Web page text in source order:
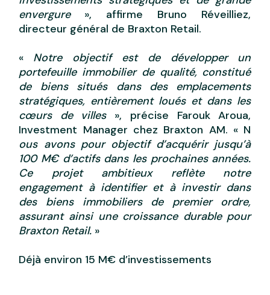
envergure », affirme Bruno Réveilliez,
directeur général de Braxton Retail.
« Notre objectif est de développer un
portefeuille immobilier de qualité, constitué
de biens situés dans des emplacements
stratégiques, entièrement loués et dans les
cœurs de villes», précise Farouk Aroua,
Investment Manager chez Braxton AM. « N
ous avons pour objectif d’acquérir jusqu’à
100 M€ d’actifs dans les prochaines années.
Ce projet ambitieux reflète notre
engagement à identifier et à investir dans
des biens immobiliers de premier ordre,
assurant ainsi une croissance durable pour
Braxton Retail. »
Déjà environ 15 M€ d’investissements